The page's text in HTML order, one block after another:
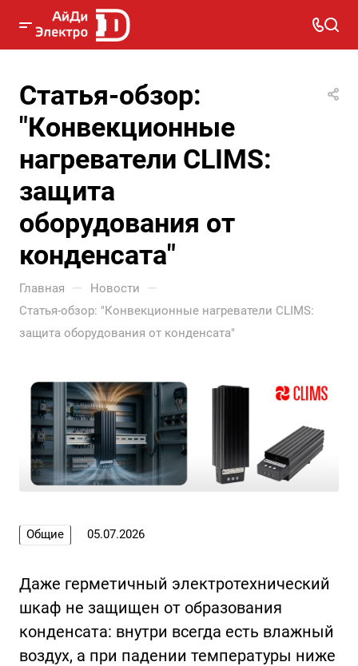
Статья-обзор:
"Конвекционные
нагреватели CLIMS:
защита
оборудования от
конденсата"
Главная — Новости —
Статья-обзор: "Конвекционные нагреватели CLIMS:
защита оборудования от конденсата"
Общие 05.07.2026
Даже герметичный электротехнический
шкаф не защищен от образования
конденсата: внутри всегда есть влажный
воздух, а при падении температуры ниже